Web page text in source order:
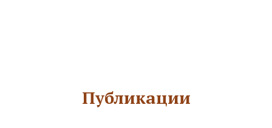
Публикации